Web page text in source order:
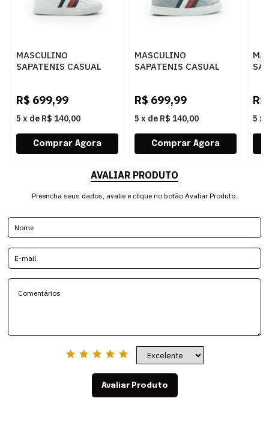
MASCULINO
SAPATENIS CASUAL
WHITE
R$ 699,99
5 x de R$ 140,00
MASCULINO
SAPATENIS CASUAL
GRIFFIN
R$ 699,99
5 x de R$ 140,00
R$
5 x
AVALIAR PRODUTO
Preencha seus dados, avalie e clique no botão Avaliar Produto.
Avaliar Produto